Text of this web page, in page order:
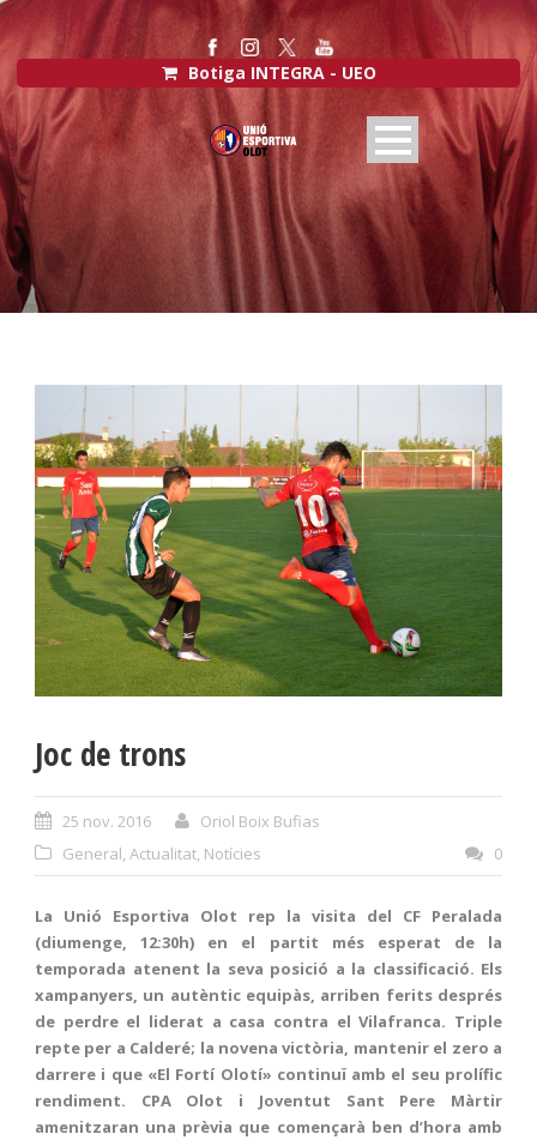
Botiga INTEGRA - UEO
Joc de trons
25 nov. 2016
Oriol Boix Bufias
General, Actualitat, Notícies 0
La Unió Esportiva Olot rep la visita del CF Peralada
(diumenge, 12:30h) en el partit més esperat de la
temporada atenent la seva posició a la classificació. Els
xampanyers, un autèntic equipàs, arriben ferits després
de perdre el liderat a casa contra el Vilafranca. Triple
repte per a Calderé; la novena victòria, mantenir el zero a
darrere i que «El Fortí Olotí» continuï amb el seu prolífic
rendiment. CPA Olot i Joventut Sant Pere Màrtir
amenitzaran una prèvia que començarà ben d’hora amb